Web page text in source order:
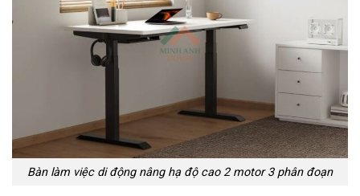
Bàn làm việc di động nâng hạ độ cao 2 motor 3 phân đoạn